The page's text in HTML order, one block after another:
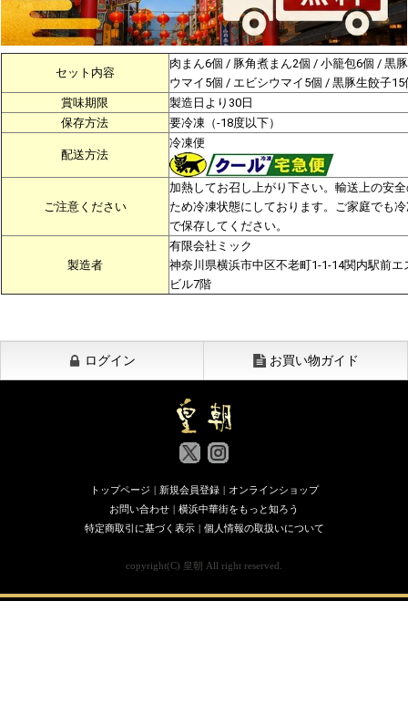
セット内容
肉まん6個 / 豚角煮まん2個 / 小籠包6個 / 黒
ウマイ5個 / エビシウマイ5個 / 黒豚生餃子15
賞味期限
製造日より30日
保存方法
要冷凍（-18度以下）
配送方法
冷凍便
ご注意ください
加熱してお召し上がり下さい。輸送上の安
ため冷凍状態にしております。ご家庭でも
で保存してください。
製造者
有限会社ミック
神奈川県横浜市中区不老町1-1-14関内駅前エ
ビル7階
ログイン お買い物ガイド
トップページ 新規会員登録
オンラインショップ
お問い合わせ
横浜中華街をもっと知ろう
特定商取引に基づく表示
個人情報の取扱いについて
copyright(C) 皇朝 All right reserved.